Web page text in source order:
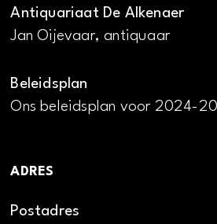
Antiquariaat De Alkenaer
Jan Oijevaar, antiquaar
Beleidsplan
Ons beleidsplan voor 2024-
ADRES
Postadres